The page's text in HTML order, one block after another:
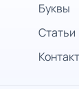
Буквы
Статьи